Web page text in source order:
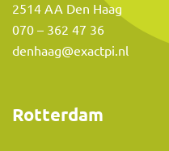
2514 AA Den Haag
070 – 362 47 36
denhaag@exactpi.nl
Rotterdam